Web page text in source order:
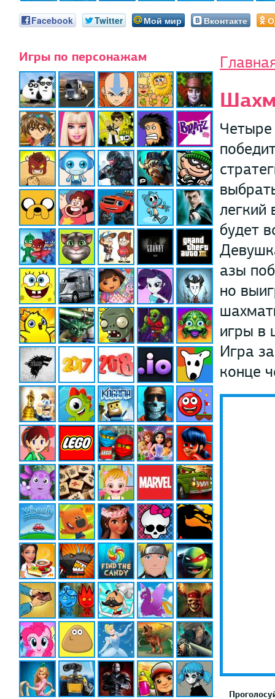
Facebook Twitter Мой мир Вконтакте
Игры по персонажам
будет
азы
но
игры в
Игра
конце